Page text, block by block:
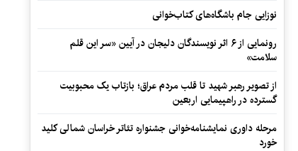
نوزایی جام باشگاه‌های کتاب‌خوانی
رونمایی از ۶ اثر نویسندگان دلیجان در آیین «سر این قلم
سلامت»
از تصویر رهبر شهید تا قلب مردم عراق؛ بازتاب یک محبوبیت
گسترده در راهپیمایی اربعین
مرحله داوری نمایشنامه‌خوانی جشنواره تئاتر خراسان شمالی کلید
خورد